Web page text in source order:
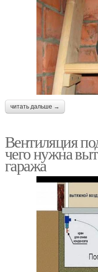
читать дальше →
Вентиляция
чего нужна
гаража